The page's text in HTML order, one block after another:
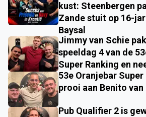
kust: Steenbergen
Zande stuit op 16-
Baysal
Jimmy van Schie
speeldag 4 van de
Super Ranking en
53e Oranjebar
prooi aan Benito van
Pub Qualifier 2 is